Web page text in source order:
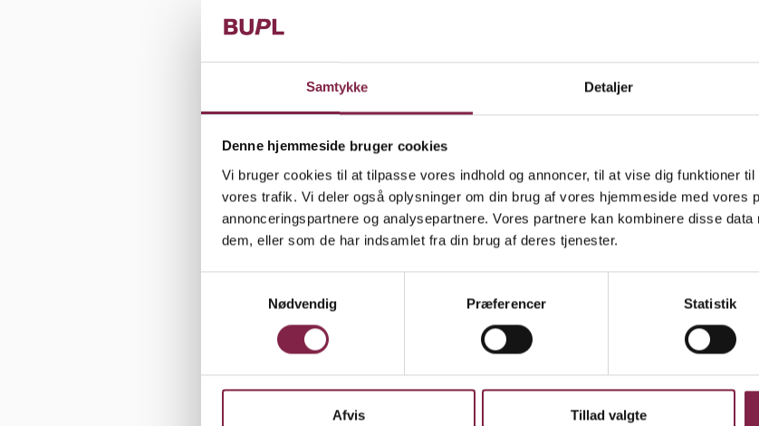
Samtykke Detaljer
Denne hjemmeside bruger cookies
Vi bruger cookies til at tilpasse vores indhold og annoncer, til at vise dig funktioner
vores trafik. Vi deler også oplysninger om din brug af vores hjemmeside med vores
annonceringspartnere og analysepartnere. Vores partnere kan kombinere disse
dem, eller som de har indsamlet fra din brug af deres tjenester.
Nødvendig Præferencer Statistik
Afvis Tillad valgte
forholde sig til børn, som mange kunne lære noget af,
hverken til børn i overstørrelse eller til selvoptagede,
fjollehoveder af at lege med børn.
"For det første kan børn og voksne have det sjovt med
leger. Men pædagogerne kan også få nye idéer om,
børnene, fordi de får et førstehånds kendskab til, hvad
børnene lige nu og her. Og så kan de tilføre legen en
at i daginstitutionerne gælder det om, at børn skal lære
måde, så de ikke opdager det. Hun er meget uenig.